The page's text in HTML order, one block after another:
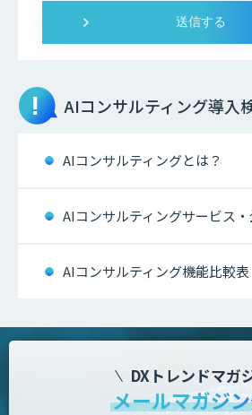
AIコンサルティング導入
AIコンサルティングとは？
AIコンサルティングサービス
AIコンサルティング機能比較表
DXトレンドマガ
メールマガジ